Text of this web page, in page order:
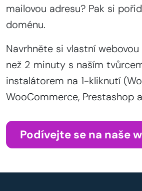
mailovou adresu? Pak si
doménu.
Navrhněte si vlastní
než 2 minuty s naším
instalátorem na 1-kliknutí
WooCommerce, Prestashop
Podívejte se na naše